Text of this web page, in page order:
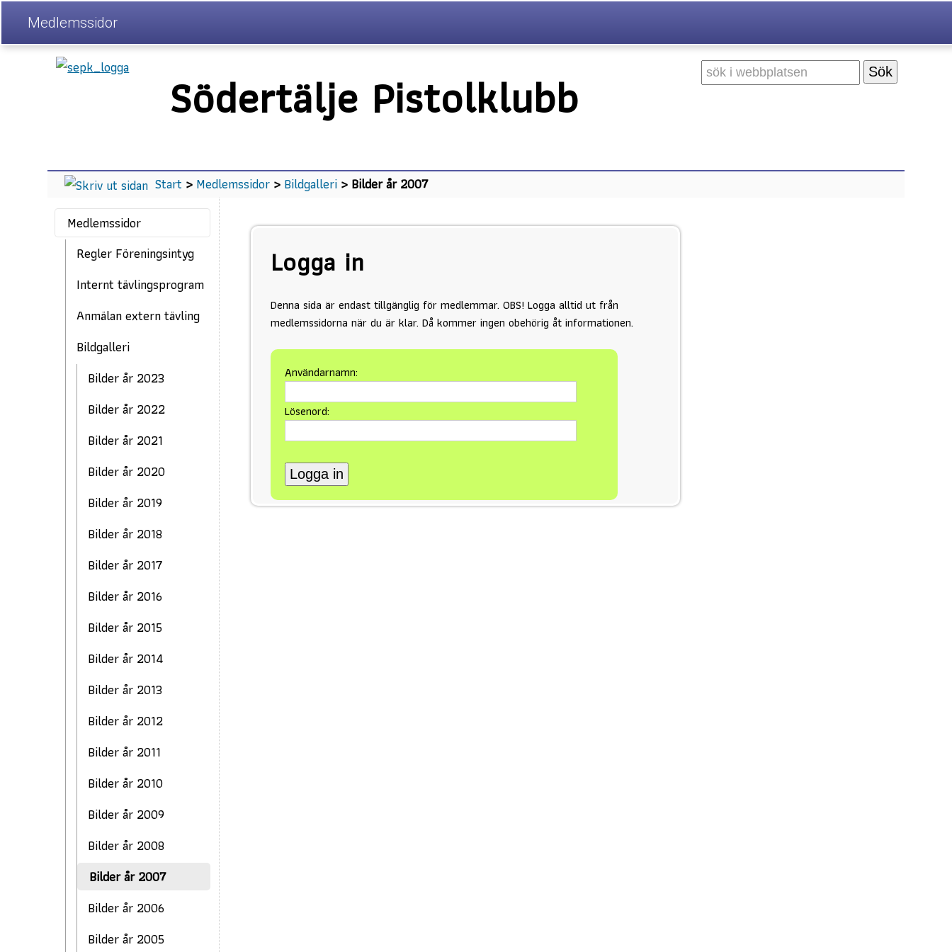
Södertälje Pistolklubb
Medlemssidor
Start > Medlemssidor > Bildgalleri > Bilder år 2007
Medlemssidor
Regler Föreningsintyg
Internt tävlingsprogram
Anmälan extern tävling
Bildgalleri
Bilder år 2023
Bilder år 2022
Bilder år 2021
Bilder år 2020
Bilder år 2019
Bilder år 2018
Bilder år 2017
Bilder år 2016
Bilder år 2015
Bilder år 2014
Bilder år 2013
Bilder år 2012
Bilder år 2011
Bilder år 2010
Bilder år 2009
Bilder år 2008
Bilder år 2007
Bilder år 2006
Bilder år 2005
Logga in
Denna sida är endast tillgänglig för medlemmar. OBS! Logga alltid ut från
medlemssidorna när du är klar. Då kommer ingen obehörig åt informationen.
Användarnamn:
Lösenord: